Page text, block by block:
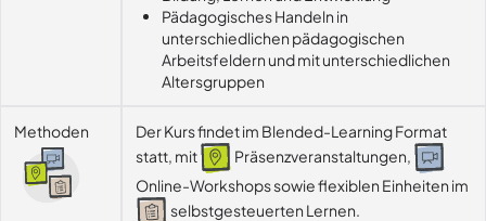
Pädagogisches Handeln in
unterschiedlichen pädagogischen
Arbeitsfeldern und mit unterschiedlichen
Altersgruppen
Methoden
Der Kurs findet im Blended-Learning Format
statt, mit
Präsenzveranstaltungen,
Online-Workshops sowie flexiblen Einheiten im
selbstgesteuerten Lernen.